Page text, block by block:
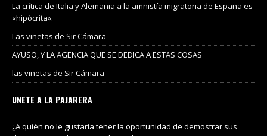
La crítica de Italia y Alemania a la amnistía migratoria de España es
«hipócrita».
Las viñetas de Sir Cámara
AYUSO, Y LA AGENCIA QUE SE DEDICA A ESTAS COSAS
las viñetas de Sir Cámara
UNETE A LA PAJARERA
¿A quién no le gustaría tener la oportunidad de demostrar sus